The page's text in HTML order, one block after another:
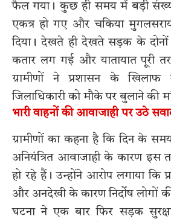
फैल गया। कुछ ही समय में बड़ी
एकत्र हो गए और चकिया
दिया। देखते ही देखते सड़क के
कतार लग गई और यातायात पूरी
ग्रामीणों ने प्रशासन के खिलाफ
जिलाधिकारी को मौके पर बुलाने की
भारी वाहनों की आवाजाही पर उठे
ग्रामीणों का कहना है कि दिन के
अनियंत्रित आवाजाही के कारण इस
हो रहे हैं। उन्होंने आरोप लगाया कि
और अनदेखी के कारण निर्दोष लोगों
घटना ने एक बार फिर सड़क